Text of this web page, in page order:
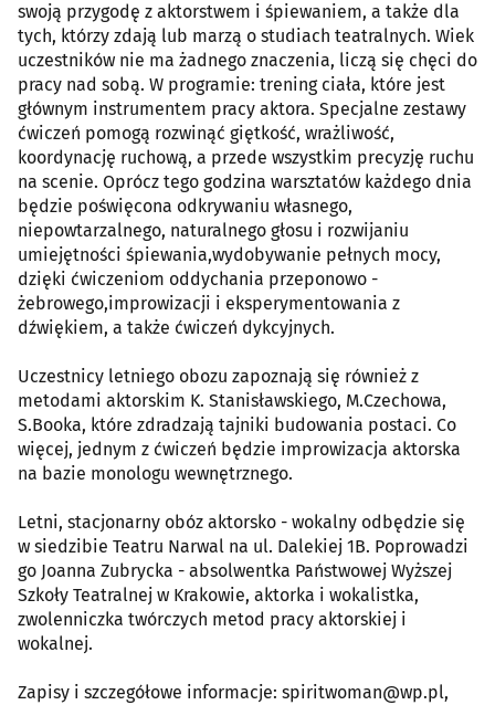
swoją przygodę z aktorstwem i śpiewaniem, a także dla
tych, którzy zdają lub marzą o studiach teatralnych. Wiek
uczestników nie ma żadnego znaczenia, liczą się chęci do
pracy nad sobą. W programie: trening ciała, które jest
głównym instrumentem pracy aktora. Specjalne zestawy
ćwiczeń pomogą rozwinąć giętkość, wrażliwość,
koordynację ruchową, a przede wszystkim precyzję ruchu
na scenie. Oprócz tego godzina warsztatów każdego dnia
będzie poświęcona odkrywaniu własnego,
niepowtarzalnego, naturalnego głosu i rozwijaniu
umiejętności śpiewania,wydobywanie pełnych mocy,
dzięki ćwiczeniom oddychania przeponowo -
żebrowego,improwizacji i eksperymentowania z
dźwiękiem, a także ćwiczeń dykcyjnych.
Uczestnicy letniego obozu zapoznają się również z
metodami aktorskim K. Stanisławskiego, M.Czechowa,
S.Booka, które zdradzają tajniki budowania postaci. Co
więcej, jednym z ćwiczeń będzie improwizacja aktorska
na bazie monologu wewnętrznego.
Letni, stacjonarny obóz aktorsko - wokalny odbędzie się
w siedzibie Teatru Narwal na ul. Dalekiej 1B. Poprowadzi
go Joanna Zubrycka - absolwentka Państwowej Wyższej
Szkoły Teatralnej w Krakowie, aktorka i wokalistka,
zwolenniczka twórczych metod pracy aktorskiej i
wokalnej.
Zapisy i szczegółowe informacje: spiritwoman@wp.pl,